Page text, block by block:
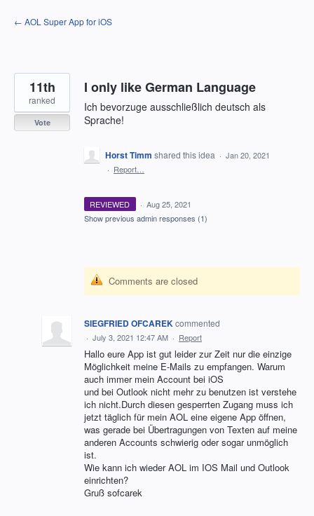
Skip
to
← AOL Super App for iOS
I only like German Language
Ich bevorzuge ausschließlich deutsch als
Sprache!
11th
ranked
Vote
Horst Timm shared this idea · Jan 20, 2021
· Report…
REVIEWED · Aug 25, 2021
Show previous admin responses (1)
Comments are closed
SIEGFRIED OFCAREKcommented
· July 3, 2021 12:47 AM · Report
Hallo eure App ist gut leider zur Zeit nur die einzige
Möglichkeit meine E-Mails zu empfangen. Warum
auch immer mein Account bei iOS
und bei Outlook nicht mehr zu benutzen ist verstehe
ich nicht.Durch diesen gesperrten Zugang muss ich
jetzt täglich für mein AOL eine eigene App öffnen,
was gerade bei Übertragungen von Texten auf meine
anderen Accounts schwierig oder sogar unmöglich
ist.
Wie kann ich wieder AOL im IOS Mail und Outlook
einrichten?
Gruß sofcarek